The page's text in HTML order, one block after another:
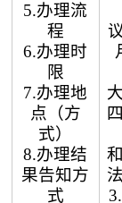
5.办理流
程
6.办理时
限
7.办理地
点（方
式）
8.办理结
果告知方
式